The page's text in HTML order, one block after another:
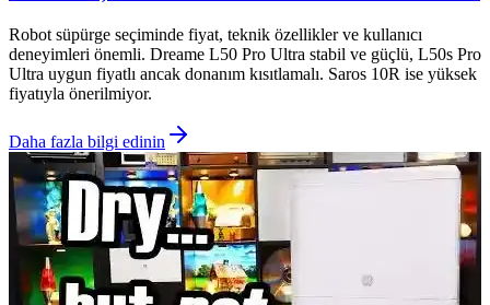
Robot süpürge seçiminde fiyat, teknik özellikler ve kullanıcı
deneyimleri önemli. Dreame L50 Pro Ultra stabil ve güçlü, L50s Pro
Ultra uygun fiyatlı ancak donanım kısıtlamalı. Saros 10R ise yüksek
fiyatıyla önerilmiyor.
Daha fazla bilgi edinin